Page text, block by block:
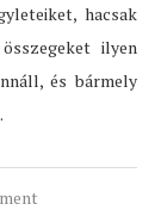
hacsak
ilyen
és bármely